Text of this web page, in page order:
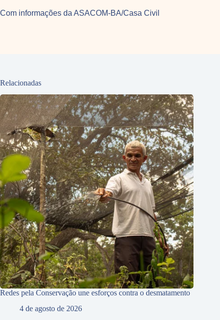
Com informações da ASACOM-BA/Casa Civil
Relacionadas
Redes pela Conservação une esforços contra o desmatamento
4 de agosto de 2026